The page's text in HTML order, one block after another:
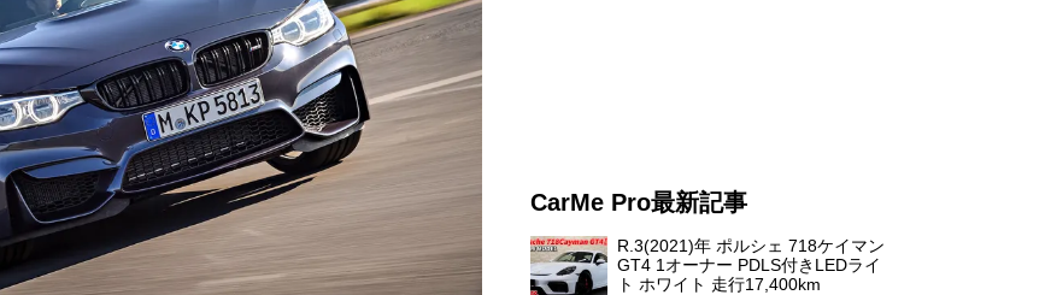
CarMe Pro最新記事
R.3(2021)年 ポルシェ 718ケイマン
GT4 1オーナー PDLS付きLEDライ
ト ホワイト 走行17,400km